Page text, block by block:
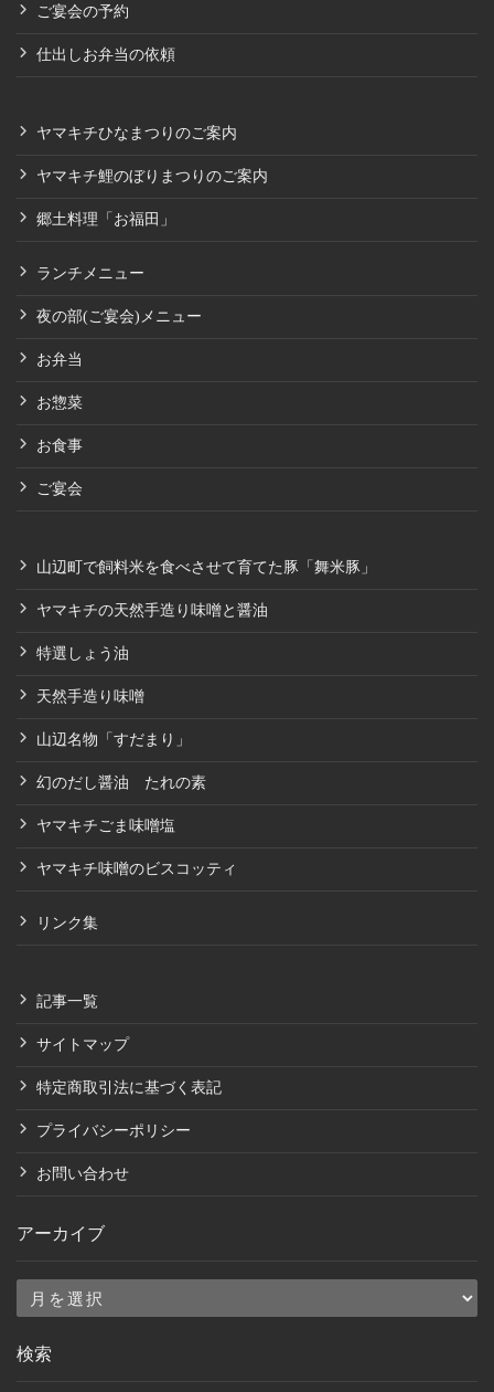
ご宴会の予約
仕出しお弁当の依頼
ヤマキチひなまつりのご案内
ヤマキチ鯉のぼりまつりのご案内
郷土料理「お福田」
ランチメニュー
夜の部(ご宴会)メニュー
お弁当
お惣菜
お食事
ご宴会
山辺町で飼料米を食べさせて育てた豚「舞米豚」
ヤマキチの天然手造り味噌と醤油
特選しょう油
天然手造り味噌
山辺名物「すだまり」
幻のだし醤油 たれの素
ヤマキチごま味噌塩
ヤマキチ味噌のビスコッティ
リンク集
記事一覧
サイトマップ
特定商取引法に基づく表記
プライバシーポリシー
お問い合わせ
アーカイブ
ア
カ
検索